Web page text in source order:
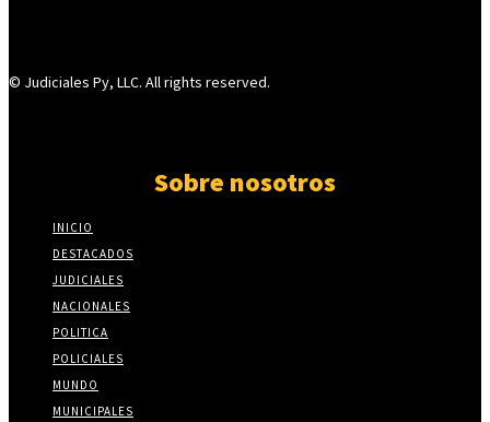
© Judiciales Py, LLC. All rights reserved.
Sobre nosotros
INICIO
DESTACADOS
JUDICIALES
NACIONALES
POLITICA
POLICIALES
MUNDO
MUNICIPALES